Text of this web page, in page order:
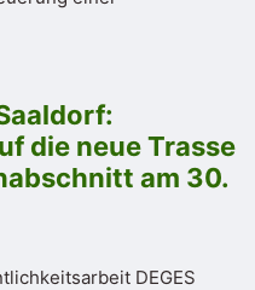
die neue Trasse
am 30.
DEGES